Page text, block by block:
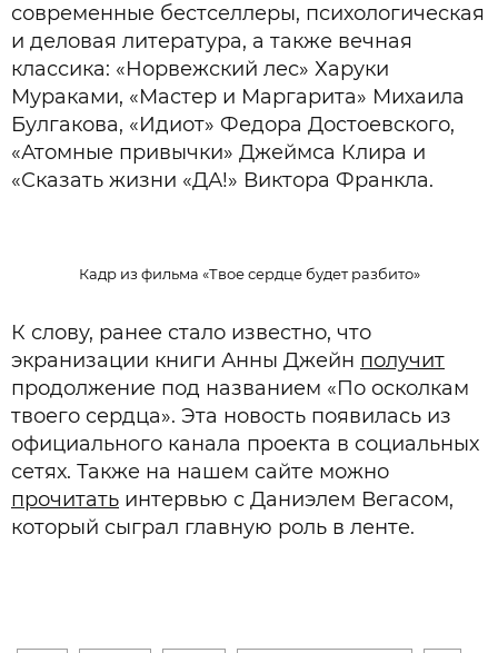
современные бестселлеры, психологическая
и деловая литература, а также вечная
классика: «Норвежский лес» Харуки
Мураками, «Мастер и Маргарита» Михаила
Булгакова, «Идиот» Федора Достоевского,
«Атомные привычки» Джеймса Клира и
«Сказать жизни «ДА!» Виктора Франкла.
Кадр из фильма «Твое сердце будет разбито»
К слову, ранее стало известно, что
экранизации книги Анны Джейн получит
продолжение под названием «По осколкам
твоего сердца». Эта новость появилась из
официального канала проекта в социальных
сетях. Также на нашем сайте можно
прочитать интервью с Даниэлем Вегасом,
который сыграл главную роль в ленте.